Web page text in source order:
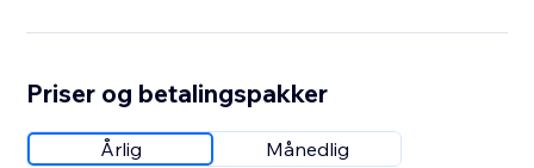
Priser og betalingspakker
Årlig Månedlig